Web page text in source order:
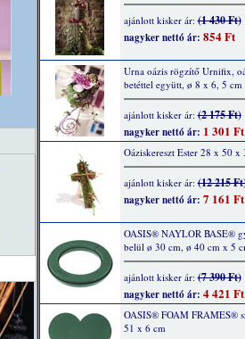
ajánlott kisker ár:(1 430 Ft)
nagyker nettó ár: 854 Ft
Urna oázis rögzítő Urnifix,
betéttel együtt, ø 8 x 6, 5 cm
ajánlott kisker ár:(2 175 Ft)
nagyker nettó ár: 1 301 Ft
Oáziskereszt Ester 28 x 50 x
ajánlott kisker ár:(12 215
nagyker nettó ár: 7 161 Ft
OASIS® NAYLOR BASE®
belül ø 30 cm, ø 40 cm x 5
ajánlott kisker ár:(7 390 Ft)
nagyker nettó ár: 4 421 Ft
OASIS® FOAM FRAMES®
51 x 6 cm